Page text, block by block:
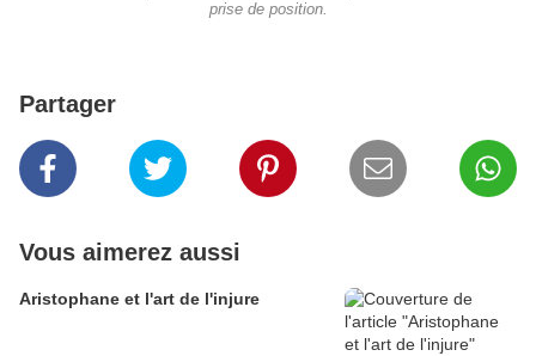
prise de position.
Partager
Vous aimerez aussi
Aristophane et l'art de l'injure